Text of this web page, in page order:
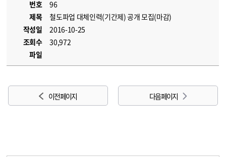
번호
96
제목
철도파업 대체인력(기간제) 공개 모집(마감)
작성일
2016-10-25
조회수
30,972
파일
이전 페이지 다음 페이지